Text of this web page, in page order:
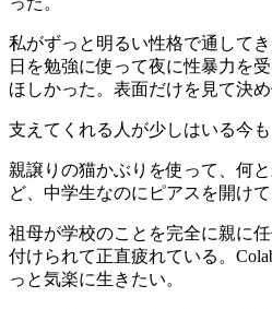
私がずっと明るい性格で通して
日を勉強に使って夜に性暴力を
ほしかった。表面だけを見て決
支えてくれる人が少しはいる今
親譲りの猫かぶりを使って、何
ど、中学生なのにピアスを開け
祖母が学校のことを完全に親に
付けられて正直疲れている。
っと気楽に生きたい。